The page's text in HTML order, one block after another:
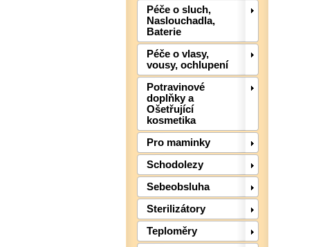
Péče o sluch,
Naslouchadla,
Baterie
Péče o vlasy,
vousy, ochlupení
Potravinové
doplňky a
Ošetřující
kosmetika
Pro maminky
Schodolezy
Sebeobsluha
Sterilizátory
Teploměry